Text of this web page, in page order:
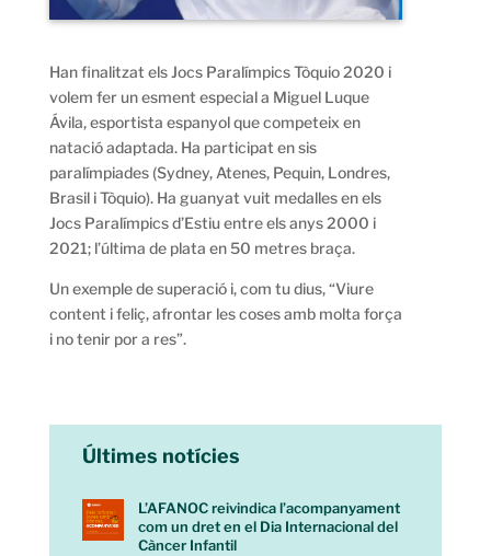
Han finalitzat els Jocs Paralímpics Tòquio 2020 i
volem fer un esment especial a Miguel Luque
Ávila, esportista espanyol que competeix en
natació adaptada. Ha participat en sis
paralímpiades (Sydney, Atenes, Pequin, Londres,
Brasil i Tòquio). Ha guanyat vuit medalles en els
Jocs Paralímpics d’Estiu entre els anys 2000 i
2021; l’última de plata en 50 metres braça.
Un exemple de superació i, com tu dius, “Viure
content i feliç, afrontar les coses amb molta força
i no tenir por a res”.
Últimes notícies
L’AFANOC reivindica l’acompanyament
com un dret en el Dia Internacional del
Càncer Infantil